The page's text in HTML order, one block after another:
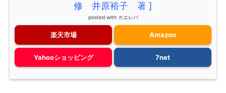
修 井原裕子 著 ]
posted with カエレバ
楽天市場 Amazon
Yahooショッピング 7net